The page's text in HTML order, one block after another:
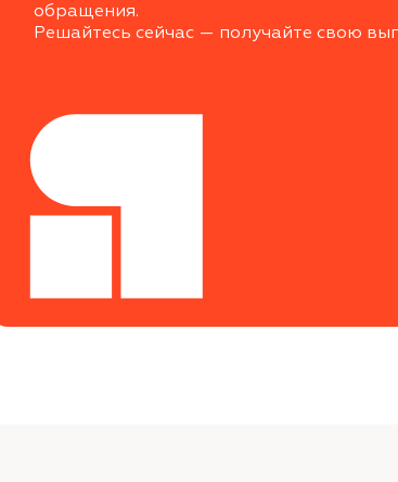
обращения.
Решайтесь сейчас — получайте свою